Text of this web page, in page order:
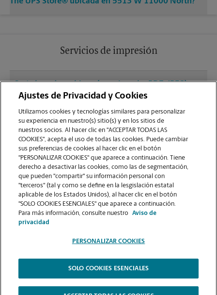
Servicios de impresión
¿Qué clase de archivos (por ejemplo, PDF, JPEG)
debo usar para enviar a imprimir documentos en
¿Puedo terminar un trabajo de impresión
(laminado, encuadernado o engrapado) en la
sucursal ubicada en 5513 W 11000 North?
¿La sucursal de Highland ofrece servicios de
impresión de gran formato como pancartas,
carteles o planos?
2026.
The UPS Store | Aviso de Privacidad | Términos de Uso del Sitio Web |
Contraste Alto
Ajustes de Privacidad y Cookies
Utilizamos cookies y tecnologías similares para personalizar
su experiencia en nuestro(s) sitio(s) y en los sitios de
nuestros socios. Al hacer clic en "ACCEPTAR TODAS LAS
COOKIES", acepta el uso de todas las cookies. Puede cambiar
sus preferencias de cookies al hacer clic en el botón
"PERSONALIZAR COOKIES" que aparece a continuación. Tiene
derecho a desactivar las cookies, como las de segmentación,
que pueden "compartir" su información personal con
"terceros" (tal y como se define en la lesgislación estatal
aplicable de los Estados Unidos), al hacer clic en el botón
"SOLO COOKIES ESENCIALES" que aparece a continuación.
Para más información, consulte nuestro
Aviso de
privacidad
PERSONALIZAR COOKIES
SOLO COOKIES ESENCIALES